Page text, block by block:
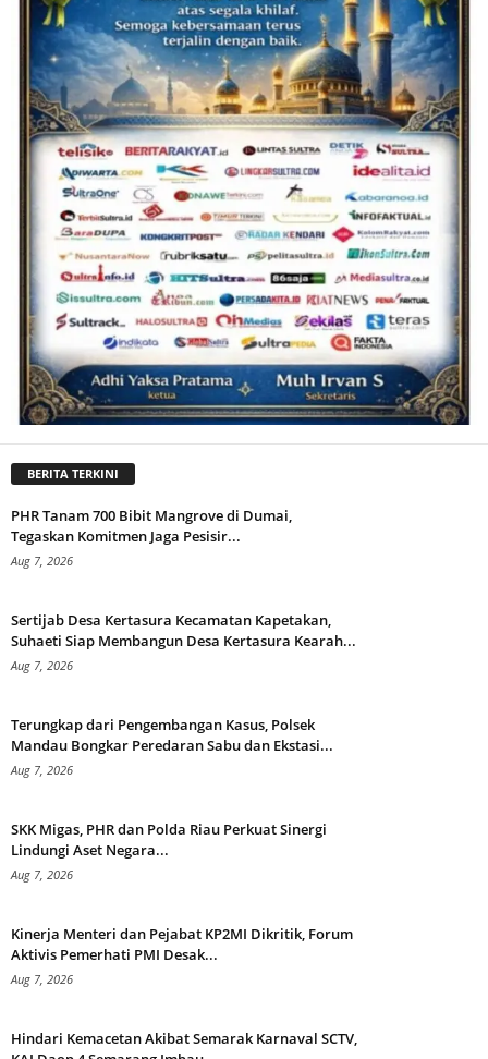
BERITA TERKINI
PHR Tanam 700 Bibit Mangrove di Dumai,
Tegaskan Komitmen Jaga Pesisir...
Aug 7, 2026
Sertijab Desa Kertasura Kecamatan Kapetakan,
Suhaeti Siap Membangun Desa Kertasura Kearah...
Aug 7, 2026
Terungkap dari Pengembangan Kasus, Polsek
Mandau Bongkar Peredaran Sabu dan Ekstasi...
Aug 7, 2026
SKK Migas, PHR dan Polda Riau Perkuat Sinergi
Lindungi Aset Negara...
Aug 7, 2026
Kinerja Menteri dan Pejabat KP2MI Dikritik, Forum
Aktivis Pemerhati PMI Desak...
Aug 7, 2026
Hindari Kemacetan Akibat Semarak Karnaval SCTV,